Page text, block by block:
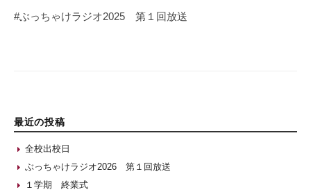
#ぶっちゃけラジオ2025 第１回放送
最近の投稿
全校出校日
ぶっちゃけラジオ2026 第１回放送
１学期 終業式